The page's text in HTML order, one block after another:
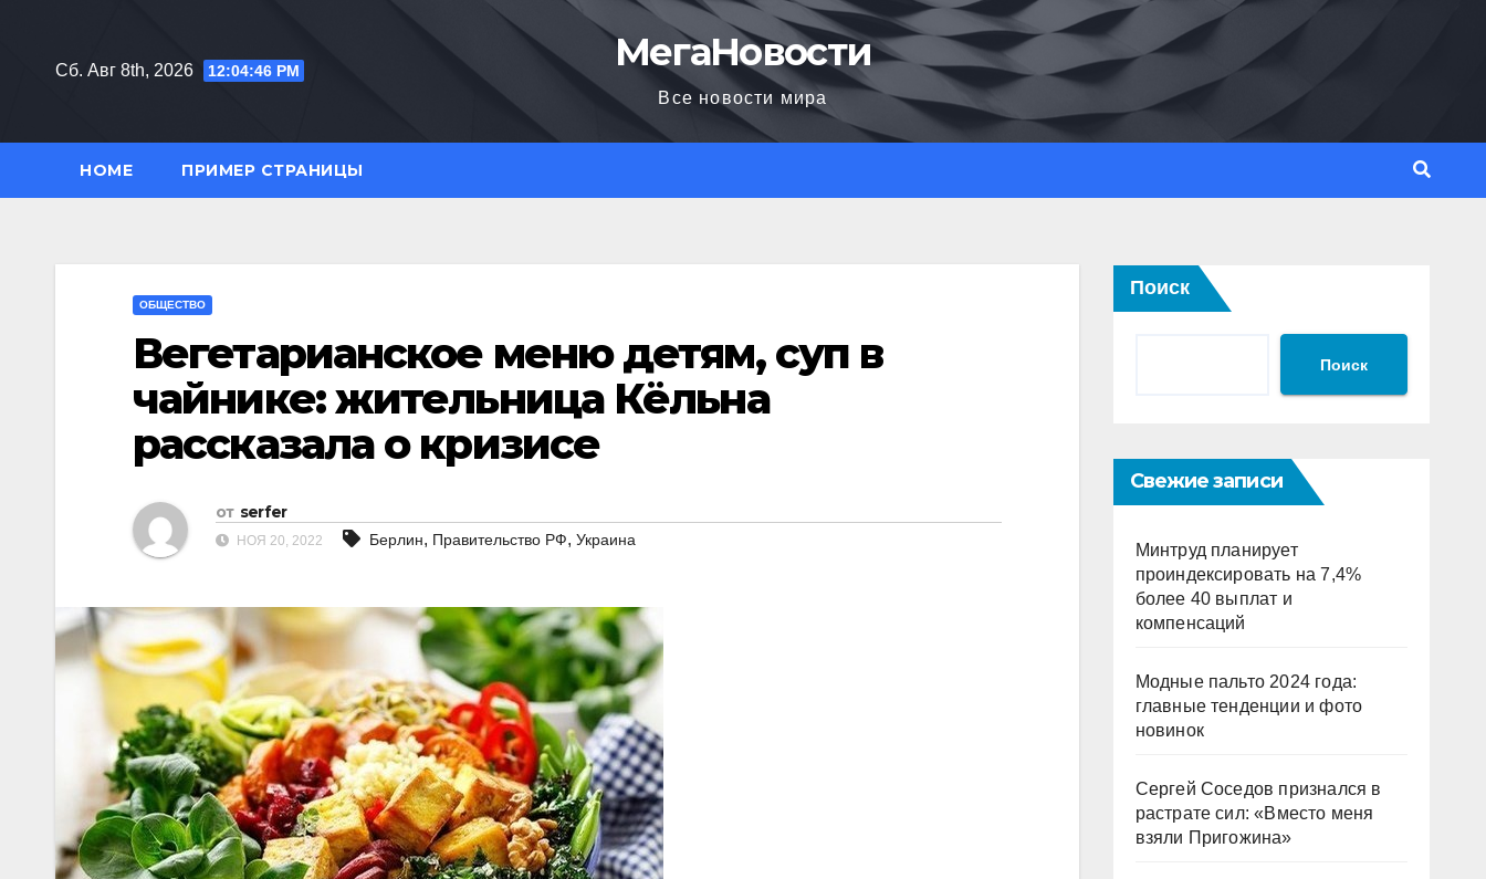
содержимому
Сб. Авг 8th, 2026 12:04:47 PM МегаНовости
Все новости мира
HOME ПРИМЕР СТРАНИЦЫ
ОБЩЕСТВО
Вегетарианское меню детям, суп в
чайнике: жительница Кёльна
рассказала о кризисе
от serfer
НОЯ 20, 2022 Берлин, Правительство РФ, Украина
Поиск
Поиск
Свежие записи
Минтруд планирует
проиндексировать на 7,4%
более 40 выплат и
компенсаций
Модные пальто 2024 года:
главные тенденции и фото
новинок
Сергей Соседов признался в
растрате сил: «Вместо меня
взяли Пригожина»